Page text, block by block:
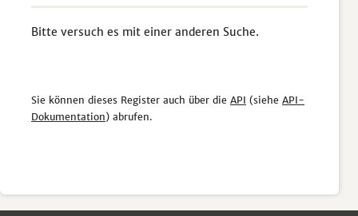
Bitte versuch es mit einer anderen Suche.
Sie können dieses Register auch über die API (siehe API-
Dokumentation) abrufen.